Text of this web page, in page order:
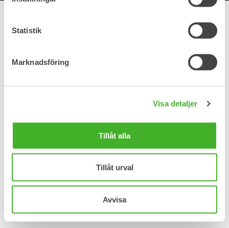
Statistik
Marknadsföring
Visa detaljer
Tillåt alla
Tillåt urval
Avvisa